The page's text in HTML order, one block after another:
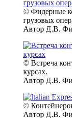
© Фидерные
грузовых
Автор Д.В.
© Встреча
курсах.
Автор Д.В.
©
Автор Д.В.